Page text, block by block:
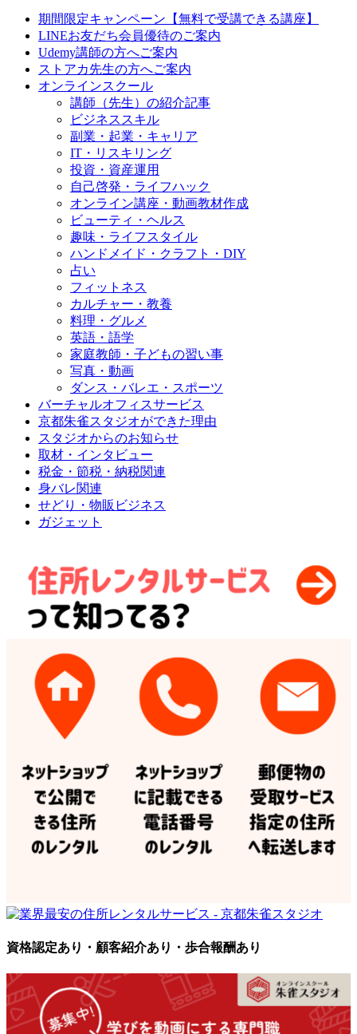
期間限定キャンペーン【無料で受講できる講座】
LINEお友だち会員優待のご案内
Udemy講師の方へご案内
ストアカ先生の方へご案内
オンラインスクール
講師（先生）の紹介記事
ビジネススキル
副業・起業・キャリア
IT・リスキリング
投資・資産運用
自己啓発・ライフハック
オンライン講座・動画教材作成
ビューティ・ヘルス
趣味・ライフスタイル
ハンドメイド・クラフト・DIY
占い
フィットネス
カルチャー・教養
料理・グルメ
英語・語学
家庭教師・子どもの習い事
写真・動画
ダンス・バレエ・スポーツ
バーチャルオフィスサービス
京都朱雀スタジオができた理由
スタジオからのお知らせ
取材・インタビュー
税金・節税・納税関連
身バレ関連
せどり・物販ビジネス
ガジェット
資格認定あり・顧客紹介あり・歩合報酬あり